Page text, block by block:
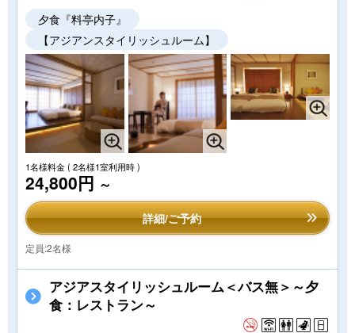
夕食『料亭内子』
【アジアンスタイリッシュルーム】
1名様料金( 2名様1室利用時 )
24,800円 ～
詳細/ご予約
定員:2名様
アジアスタイリッシュルーム＜バス無＞～夕
食：レストラン～